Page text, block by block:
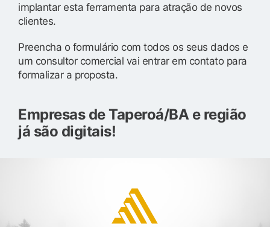
implantar esta ferramenta para atração de novos
clientes.
Preencha o formulário com todos os seus dados e
um consultor comercial vai entrar em contato para
formalizar a proposta.
Empresas de Taperoá/BA e região
já são digitais!